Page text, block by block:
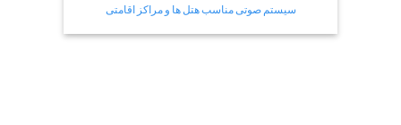
سیستم صوتی مناسب هتل ها و مراکز اقامتی